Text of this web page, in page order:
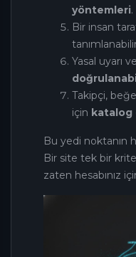
yöntemleri.
Bir insan
Yasal uyarı
Takipçi,
için katalog
Bu yedi noktanın
Bir site tek bir
zaten hesabınız